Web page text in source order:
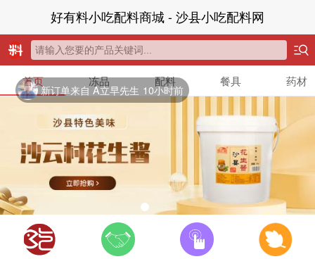
好有料小吃配料商城 - 沙县小吃配料网
首页 冻品 配料 餐具 药材
新订单来自 A立早先生 10小时前